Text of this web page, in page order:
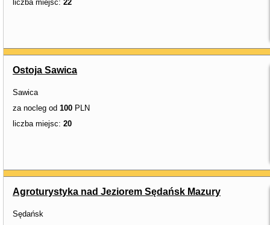
liczba miejsc: 22
Ostoja Sawica
Sawica
za nocleg od 100 PLN
liczba miejsc: 20
Agroturystyka nad Jeziorem Sędańsk Mazury
Sędańsk